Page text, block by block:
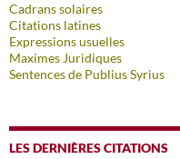
Cadrans solaires
Citations latines
Expressions usuelles
Maximes Juridiques
Sentences de Publius Syrius
LES DERNIÈRES CITATIONS